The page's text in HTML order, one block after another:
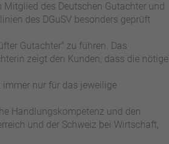
des Deutschen Gutachter und
des DGuSV besonders geprüft
Gutachter" zu führen. Das
zeigt den Kunden, dass die nötige
immer nur für das jeweilige
Handlungskompetenz und den
und der Schweiz bei Wirtschaft,